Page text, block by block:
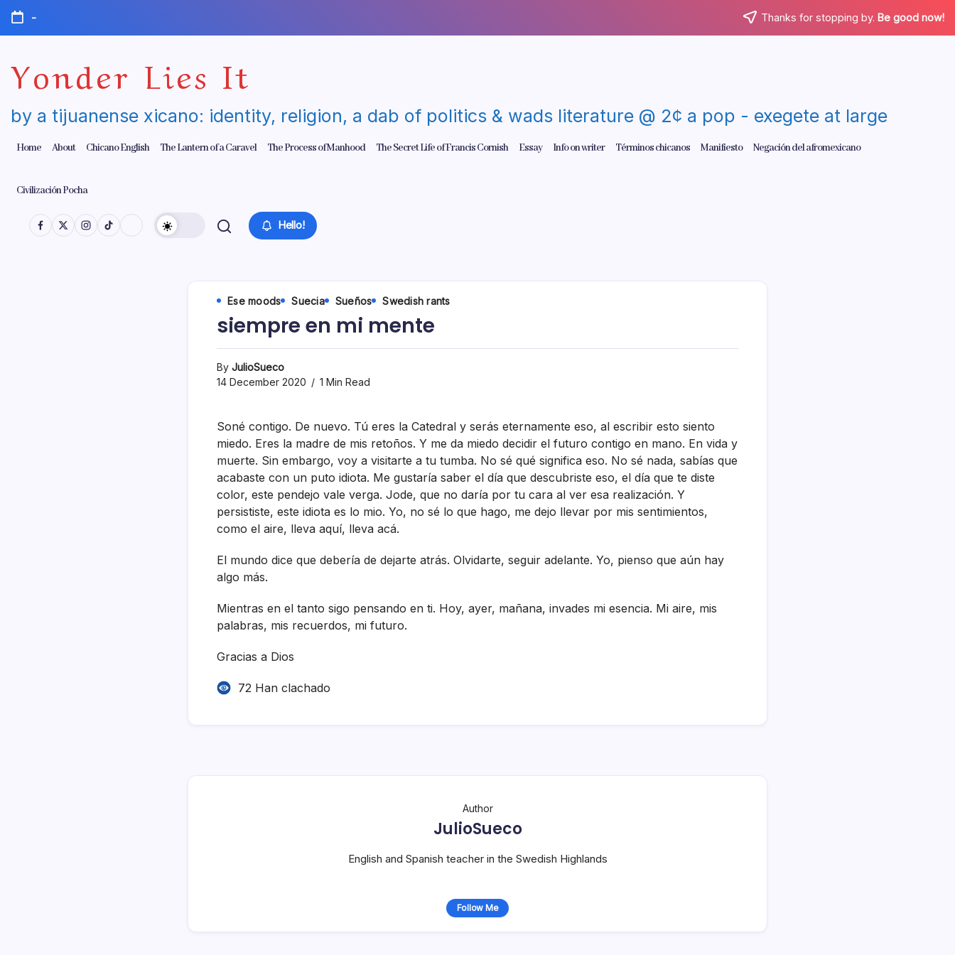
Skip
content
- Thanks for stopping by. Be good now!
Yonder Lies It
by a tijuanense xicano: identity, religion, a dab of politics & wads literature @ 2¢ a pop - exegete at large
Home About Chicano English The Lantern of a Caravel The Process of Manhood The Secret Life of Francis Cornish Essay Info on writer Términos chicanos Manifiesto Negación del afromexicano
Civilización Pocha
Hello!
Ese moods Suecia Sueños Swedish rants
siempre en mi mente
By JulioSueco
14 December 2020
1 Min Read
Soné contigo. De nuevo. Tú eres la Catedral y serás eternamente eso, al escribir esto siento
miedo. Eres la madre de mis retoños. Y me da miedo decidir el futuro contigo en mano. En vida y
muerte. Sin embargo, voy a visitarte a tu tumba. No sé qué significa eso. No sé nada, sabí­as que
acabaste con un puto idiota. Me gustarí­a saber el dí­a que descubriste eso, el dí­a que te diste
color, este pendejo vale verga. Jode, que no darí­a por tu cara al ver esa realización. Y
persististe, este idiota es lo mio. Yo, no sé lo que hago, me dejo llevar por mis sentimientos,
como el aire, lleva aquí­, lleva acá.
El mundo dice que deberí­a de dejarte atrás. Olvidarte, seguir adelante. Yo, pienso que aún hay
algo más.
Mientras en el tanto sigo pensando en ti. Hoy, ayer, mañana, invades mi esencia. Mi aire, mis
palabras, mis recuerdos, mi futuro.
Gracias a Dios
72 Han clachado
Author
JulioSueco
English and Spanish teacher in the Swedish Highlands
Follow Me